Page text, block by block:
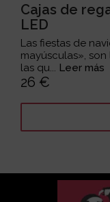
Cajas de
LED
Las fiestas de
mayúsculas»,
las qu... Leer más
26 €